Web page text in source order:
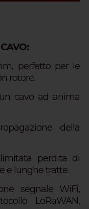
perfetto per le
rotore.
cavo ad anima
della
perdita di
e lunghe tratte.
segnale WiFi,
LoRaWAN,